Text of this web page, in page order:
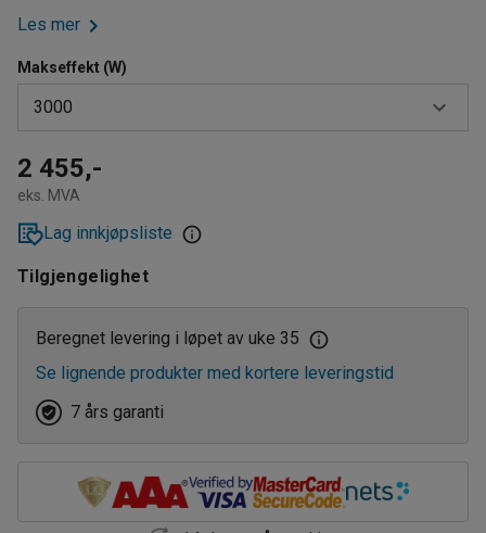
Les mer
Makseffekt (W)
3000
2000
3000
5000
9000
15000
2 455,-
eks. MVA
Lag innkjøpsliste
Tilgjengelighet
Beregnet levering i løpet av uke 35
Se lignende produkter med kortere leveringstid
7 års garanti